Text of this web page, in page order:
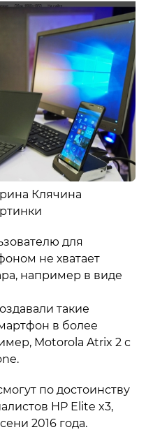
Клячина
для
не хватает
например в виде
такие
в более
Motorola Atrix 2 с
по достоинству
HP Elite x3,
2016 года.